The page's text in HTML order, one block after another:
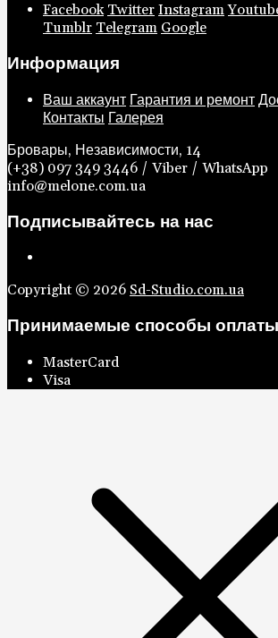
Facebook Twitter Instagram
Tumblr Telegram Google
Информация
Ваш аккаунт Гарантия и ремонт
Контакты Галерея
Бровары, Независимости, 14
(+38) 097 349 3446 / Viber / WhatsApp
info@melone.com.ua
Подписывайтесь на нас
Copyright © 2026 Sd-Studio.com.ua
Принимаемые способы оплаты
MasterCard
Visa